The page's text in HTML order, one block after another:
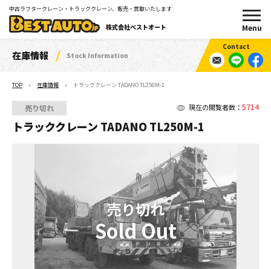
中古ラフタークレーン・トラッククレーン、販売・買取いたします
株式会社ベストオート
在庫情報 Stock Information
TOP 在庫情報 トラッククレーン TADANO TL250M-1
現在の閲覧者数： 5714
売り切れ
トラッククレーン TADANO TL250M-1